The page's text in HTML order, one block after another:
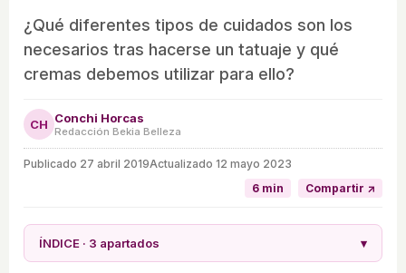
¿Qué diferentes tipos de cuidados son los
necesarios tras hacerse un tatuaje y qué
cremas debemos utilizar para ello?
CH Conchi Horcas
Redacción Bekia Belleza
Publicado 27 abril 2019Actualizado 12 mayo 2023
6 min
Compartir ↗
ÍNDICE · 3 apartados ▾